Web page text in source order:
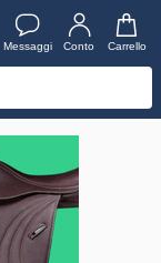
Messaggi Conto Carrello